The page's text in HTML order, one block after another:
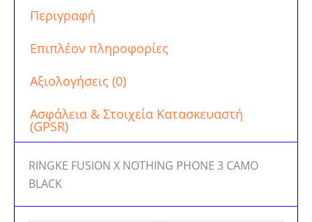
Περιγραφή
Επιπλέον πληροφορίες
Αξιολογήσεις (0)
Ασφάλεια & Στοιχεία Κατασκευαστή
(GPSR)
RINGKE FUSION X NOTHING PHONE 3 CAMO
BLACK